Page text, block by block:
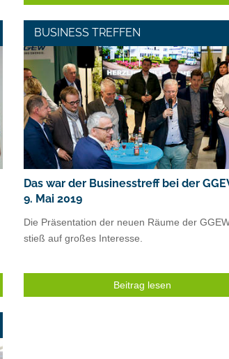
BUSINESS TREFFEN
Das war der Businesstreff bei der
9. Mai 2019
Die Präsentation der neuen Räume der
stieß auf großes Interesse.
Beitrag lesen